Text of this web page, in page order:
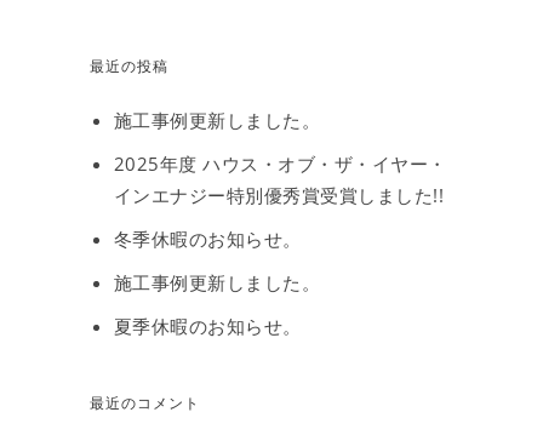
最近の投稿
施工事例更新しました。
2025年度 ハウス・オブ・ザ・イヤー・
インエナジー特別優秀賞受賞しました!!
冬季休暇のお知らせ。
施工事例更新しました。
夏季休暇のお知らせ。
最近のコメント